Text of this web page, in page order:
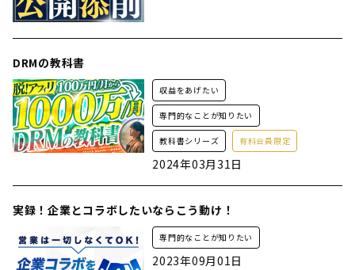
DRMの教科書
収益をあげたい
専門的なことが知りたい
教科書シリーズ 有料会員限定
2024年03月31日
実録！企業とコラボしたいならこう動け！
専門的なことが知りたい
2023年09月01日